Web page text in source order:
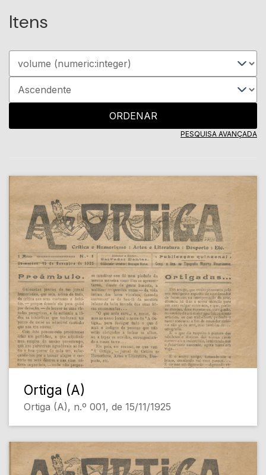
Itens
ORDENAR
PESQUISA AVANÇADA
Ortiga (A)
Ortiga (A), n.º 001, de 15/11/1925